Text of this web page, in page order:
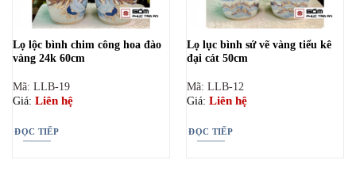
Lọ lộc bình chim công hoa đào
vàng 24k 60cm
Mã: LLB-19
Giá: Liên hệ
ĐỌC TIẾP
Lọ lục bình sứ vẽ vàng tiểu kê
đại cát 50cm
Mã: LLB-12
Giá: Liên hệ
ĐỌC TIẾP